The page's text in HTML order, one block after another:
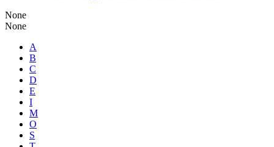
None
None
A
B
C
D
E
I
M
O
S